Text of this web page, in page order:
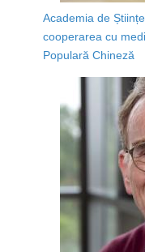
Academia de
cooperarea cu
Populară Chineză